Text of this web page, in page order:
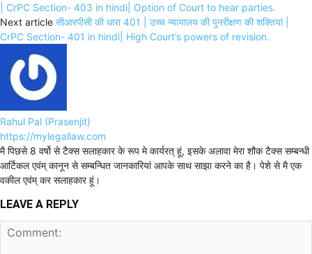
| CrPC Section- 403 in hindi| Option of Court to hear parties.
Next article सीआरपीसी की धारा 401 | उच्च न्यायालय की पुनरीक्षण की शक्तियां |
CrPC Section- 401 in hindi| High Court’s powers of revision.
Rahul Pal (Prasenjit)
https://mylegallaw.com
मै पिछसे 8 वर्षो से टैक्स सलाहकार के रूप मे कार्यरत् हूं, इसके अलावा मेरा शौक टैक्स सम्बन्धी
आर्टिकल एवंम् कानून से सम्बन्धित जानकारियां आपके साथ साझा करने का है। पेशे से मै एक
वकील एवंम् कर सलाहकार हूं।
LEAVE A REPLY